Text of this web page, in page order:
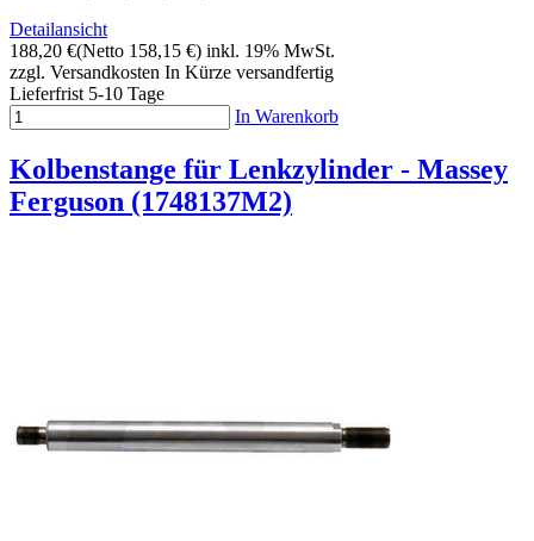
Detailansicht
188,20 €(Netto 158,15 €) inkl. 19% MwSt.
zzgl. Versandkosten In Kürze versandfertig
Lieferfrist 5-10 Tage
In Warenkorb
Kolbenstange für Lenkzylinder - Massey
Ferguson (1748137M2)